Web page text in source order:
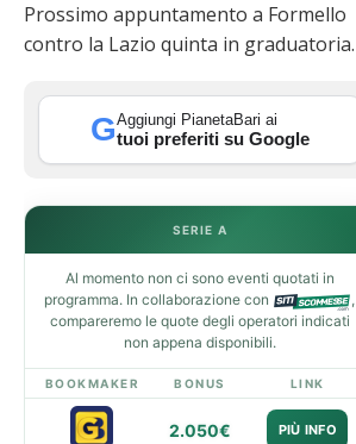
Prossimo appuntamento a Formello
contro la Lazio quinta in graduatoria.
GAggiungi PianetaBari ai
tuoi preferiti su Google
SERIE A
Al momento non ci sono eventi quotati in
programma. In collaborazione con
,
compareremo le quote degli operatori indicati
non appena disponibili.
BOOKMAKER BONUS LINK
2.050€ PIÙ INFO